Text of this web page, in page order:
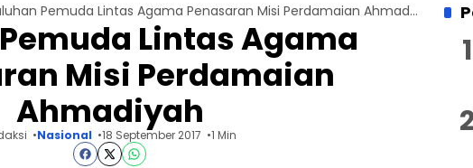
Puluhan Pemuda Lintas Agama Penasaran Misi Perdamaian Ahmadiyah
Lintas Agama
Misi Perdamaian
Ahmadiyah
Nasional 18 September 2017 1 Min